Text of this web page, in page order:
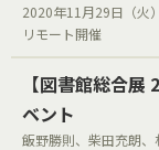
2020年11月29日（火）
リモート開催
【図書館総合
ベント
飯野勝則、柴田充朗、